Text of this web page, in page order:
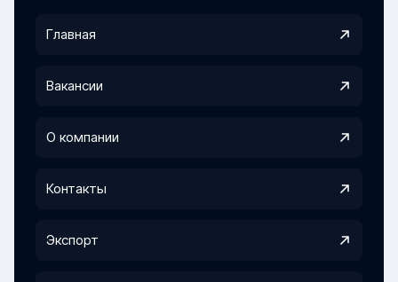
Главная
Вакансии
О компании
Контакты
Экспорт